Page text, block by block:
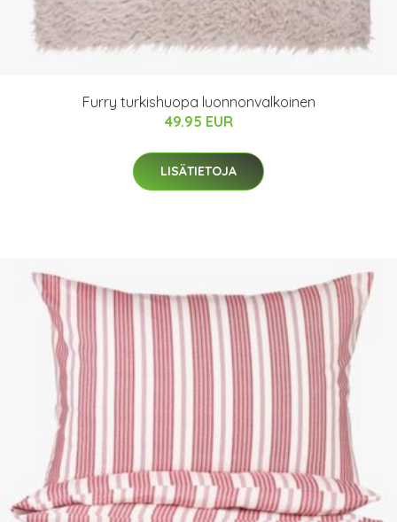
Furry turkishuopa luonnonvalkoinen
49.95 EUR
LISÄTIETOJA